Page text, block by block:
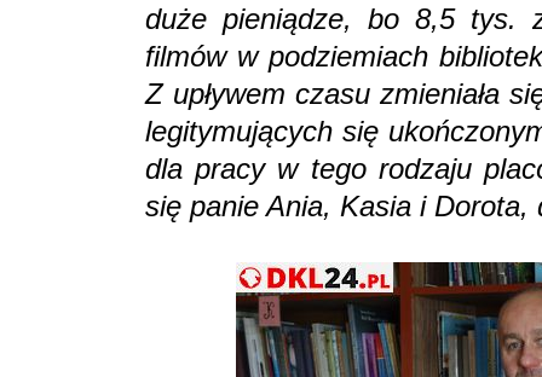
duże pieniądze, bo 8,5 tys.
filmów w podziemiach
Z upływem czasu zmieniała
legitymujących się
dla pracy w tego rodzaju
się panie Ania, Kasia i